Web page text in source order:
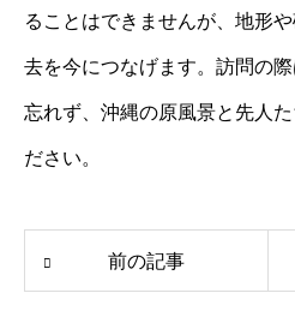
ることはできませんが、地形
去を今につなげます。訪問の
忘れず、沖縄の原風景と先人
ださい。
前の記事